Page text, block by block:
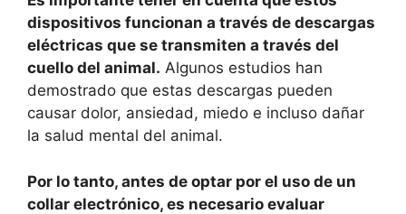
dispositivos funcionan a través de descargas
eléctricas que se transmiten a través del
cuello del animal. Algunos estudios han
demostrado que estas descargas pueden
causar dolor, ansiedad, miedo e incluso dañar
la salud mental del animal.
Por lo tanto, antes de optar por el uso de un
collar electrónico, es necesario evaluar